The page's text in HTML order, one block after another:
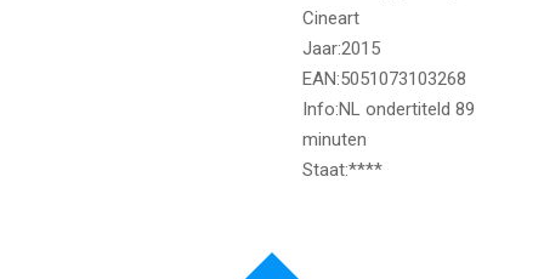
Cineart
Jaar:2015
EAN:5051073103268
Info:NL ondertiteld 89
minuten
Staat:****